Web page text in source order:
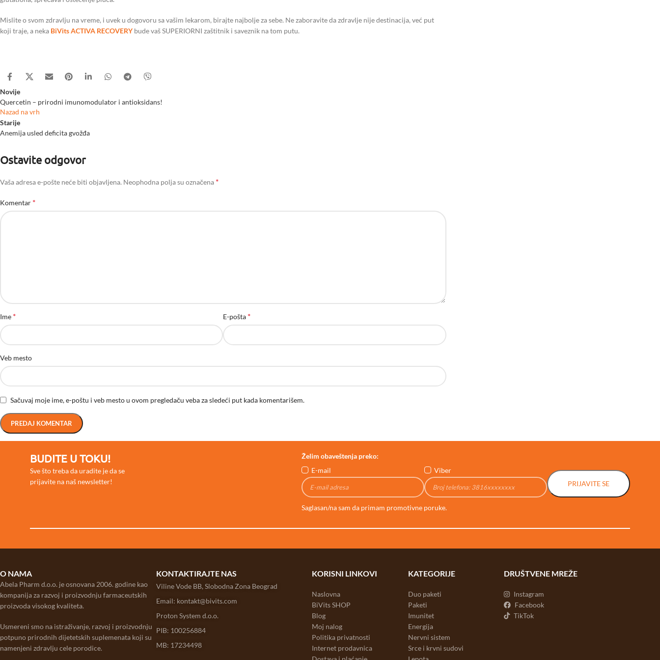
Mislite o svom zdravlju na vreme, i uvek u dogovoru sa vašim lekarom, birajte najbolje za sebe. Ne zaboravite da zdravlje nije destinacija, već put
koji traje, a neka BiVits ACTIVA RECOVERY bude vaš SUPERIORNI zaštitnik i saveznik na tom putu.
Novije
Quercetin – prirodni imunomodulator i antioksidans!
Nazad na vrh
Starije
Anemija usled deficita gvožđa
Ostavite odgovor
Vaša adresa e-pošte neće biti objavljena. Neophodna polja su označena *
Komentar *
Ime * E-pošta *
Veb mesto
Sačuvaj moje ime, e-poštu i veb mesto u ovom pregledaču veba za sledeći put kada komentarišem.
BUDITE U TOKU!
Sve što treba da uradite je da se
prijavite na naš newsletter!
Želim obaveštenja preko:
E-mail
Viber
PRIJAVITE SE
Saglasan/na sam da primam promotivne poruke.
O NAMA
Abela Pharm d.o.o. je osnovana 2006. godine kao
kompanija za razvoj i proizvodnju farmaceutskih
proizvoda visokog kvaliteta.
Usmereni smo na istraživanje, razvoj i proizvodnju
potpuno prirodnih dijetetskih suplemenata koji su
namenjeni zdravlju cele porodice.
KONTAKTIRAJTE NAS
Viline Vode BB, Slobodna Zona Beograd
Email: kontakt@bivits.com
Proton System d.o.o.
PIB: 100256884
MB: 17234498
KORISNI LINKOVI
Naslovna
BiVits SHOP
Blog
Moj nalog
Politika privatnosti
Internet prodavnica
KATEGORIJE
Duo paketi
Paketi
Imunitet
Energija
Nervni sistem
Srce i krvni sudovi
DRUŠTVENE MREŽE
Instagram
Facebook
TikTok